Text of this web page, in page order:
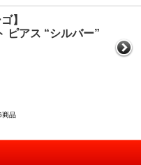
】
ピアス “シルバー”
商品